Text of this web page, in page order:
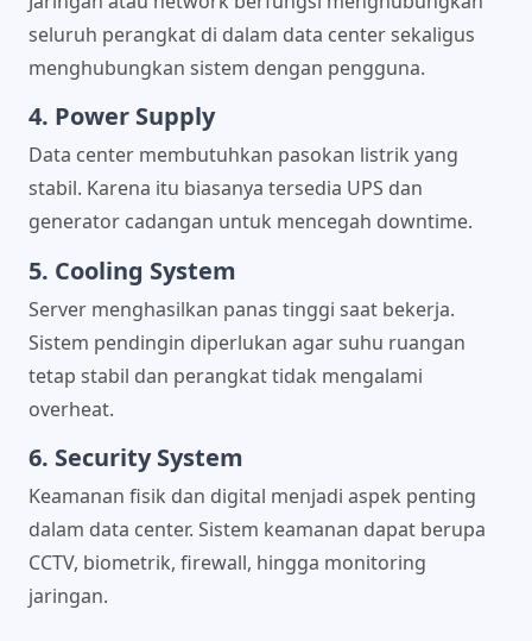
seluruh perangkat di dalam data center sekaligus
menghubungkan sistem dengan pengguna.
4. Power Supply
Data center membutuhkan pasokan listrik yang
stabil. Karena itu biasanya tersedia UPS dan
generator cadangan untuk mencegah downtime.
5. Cooling System
Server menghasilkan panas tinggi saat bekerja.
Sistem pendingin diperlukan agar suhu ruangan
tetap stabil dan perangkat tidak mengalami
overheat.
6. Security System
Keamanan fisik dan digital menjadi aspek penting
dalam data center. Sistem keamanan dapat berupa
CCTV, biometrik, firewall, hingga monitoring
jaringan.